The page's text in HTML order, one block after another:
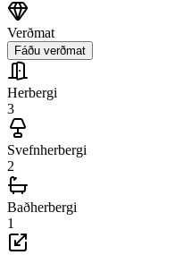
Verðmat
Fáðu verðmat
Herbergi
3
Svefnherbergi
2
Baðherbergi
1